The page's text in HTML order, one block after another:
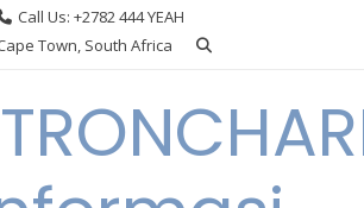
Call Us: +2782 444 YEAH
Town, South Africa